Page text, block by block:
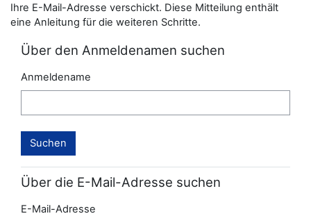
Ihre E-Mail-Adresse verschickt. Diese Mitteilung enthält
eine Anleitung für die weiteren Schritte.
Über den Anmeldenamen suchen
Anmeldename
Über die E-Mail-Adresse suchen
E-Mail-Adresse